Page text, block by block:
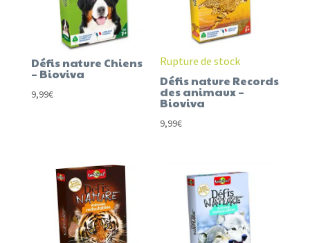
Défis nature Chiens
– Bioviva
9,99€
Rupture de stock
Défis nature Records
des animaux –
Bioviva
9,99€